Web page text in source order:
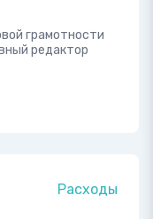
грамотности
редактор
Расходы